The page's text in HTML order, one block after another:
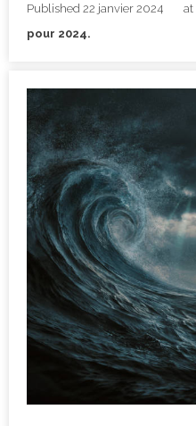
Published 22 janvier 2024 at
pour 2024.